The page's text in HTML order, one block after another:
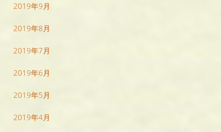
2019年9月
2019年8月
2019年7月
2019年6月
2019年5月
2019年4月